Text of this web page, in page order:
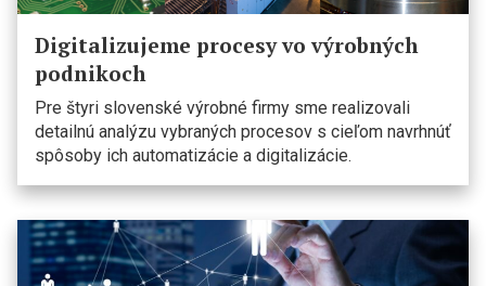
Digitalizujeme procesy vo výrobných
podnikoch
Pre štyri slovenské výrobné firmy sme realizovali
detailnú analýzu vybraných procesov s cieľom navrhnúť
spôsoby ich automatizácie a digitalizácie.